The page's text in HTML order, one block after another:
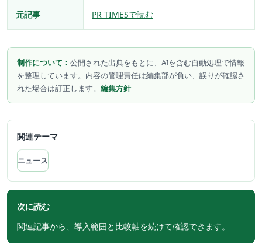
元記事 PR TIMESで読む
制作について： 公開された出典をもとに、AIを含む自動処理で情報
を整理しています。内容の管理責任は編集部が負い、誤りが確認さ
れた場合は訂正します。 編集方針
関連テーマ
ニュース
次に読む
関連記事から、導入範囲と比較軸を続けて確認できます。